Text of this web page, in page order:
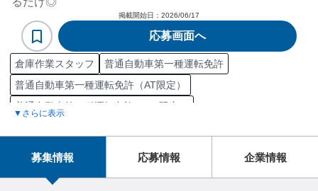
掲載開始日： 2026/06/17
応募画面へ
倉庫作業スタッフ
普通自動車第一種運転免許
普通自動車第一種運転免許（AT限定）
普通自動車第一種運転免許（MT限定）
▼さらに表示
募集情報 応募情報 企業情報